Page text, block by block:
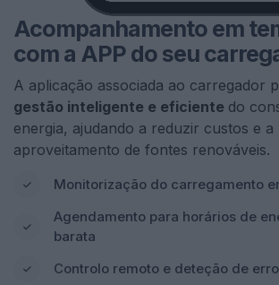
Acompanhamento em
com a APP do seu
A aplicação associada ao carregador
gestão inteligente e eficiente do
energia, ajudando a reduzir custos e a
aproveitamento de fontes renováveis.
Monitorização do carregamento
Agendamento para horários de
barata
Controlo remoto e deteção de